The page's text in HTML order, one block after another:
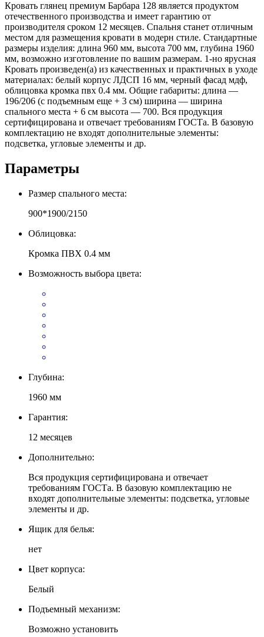
Кровать глянец премиум Барбара 128 является продуктом
отечественного производства и имеет гарантию от
производителя сроком 12 месяцев. Спальня станет отличным
местом для размещения кровати в модерн стиле. Стандартные
размеры изделия: длина 960 мм, высота 700 мм, глубина 1960
мм, возможно изготовление по вашим размерам. 1-но ярусная
Кровать произведен(а) из качественных и практичных в уходе
материалах: белый корпус ЛДСП 16 мм, черный фасад мдф,
облицовка кромка пвх 0.4 мм. Общие габариты: длина —
196/206 (с подъемным еще + 3 см) ширина — ширина
спального места + 6 см высота — 700. Вся продукция
сертифицирована и отвечает требованиям ГОСТа. В базовую
комплектацию не входят дополнительные элементы:
подсветка, угловые элементы и др.
Параметры
Размер спального места:
900*1900/2150
Облицовка:
Кромка ПВХ 0.4 мм
Возможность выбора цвета:
Глубина:
1960 мм
Гарантия:
12 месяцев
Дополнительно:
Вся продукция сертифицирована и отвечает
требованиям ГОСТа. В базовую комплектацию не
входят дополнительные элементы: подсветка, угловые
элементы и др.
Ящик для белья:
нет
Цвет корпуса:
Белый
Подъемный механизм:
Возможно установить